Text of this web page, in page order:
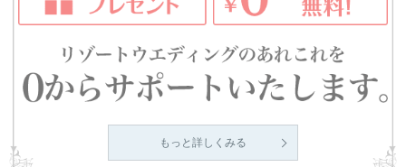
もっと詳しくみる